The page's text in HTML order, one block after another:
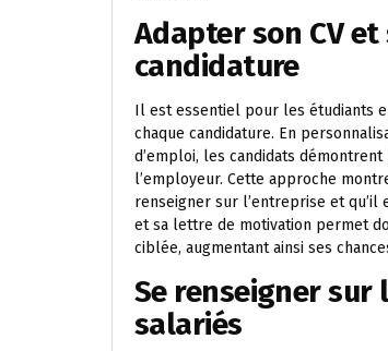
Adapter son CV
candidature
Il est essentiel pour les étudiants
chaque candidature. En
d’emploi, les candidats
l’employeur. Cette approche
renseigner sur l’entreprise et qu’il
et sa lettre de motivation permet
ciblée, augmentant ainsi ses
Se renseigner
salariés